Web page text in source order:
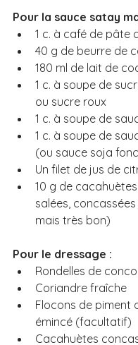
Pour la sauce satay
1 c. à café de pâte
40 g de beurre de
180 ml de lait de
1 c. à soupe de
ou sucre roux
1 c. à soupe de
1 c. à soupe de
(ou sauce soja
Un filet de jus de
10 g de
salées,
mais très bon)
Pour le dressage :
Rondelles de
Coriandre fraîche
Flocons de piment
émincé (facultatif)
Cacahuètes